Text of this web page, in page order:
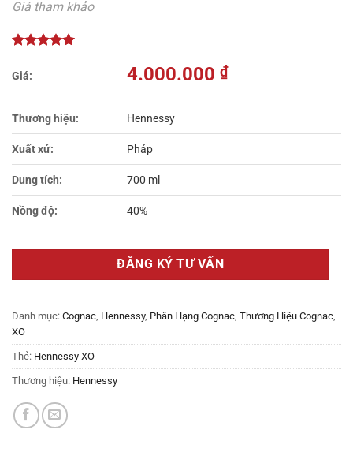
Giá tham khảo
4.000.000₫
Thương hiệu: Hennessy
Xuất xứ: Pháp
Dung tích: 700 ml
Nồng độ: 40%
ĐĂNG KÝ TƯ VẤN
Danh mục: Cognac Hennessy, Phân Hạng Cognac Thương Hiệu Cognac
XO
Thẻ: Hennessy XO
Thương hiệu: Hennessy